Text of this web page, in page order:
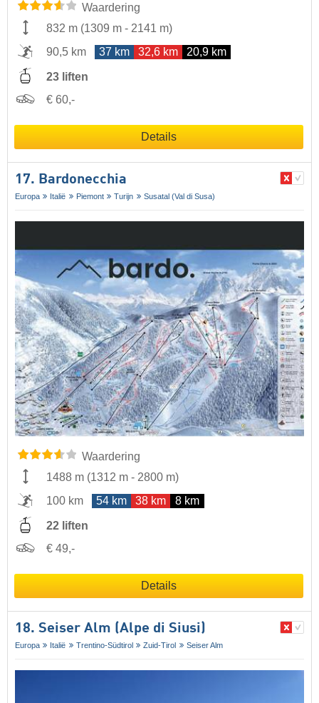
Waardering
832 m (1309 m - 2141 m)
90,5 km
37 km 32,6 km 20,9 km
23 liften
€ 60,-
Details
17. Bardonecchia
Europa Italië Piemont Turijn Susatal (Val di Susa)
Waardering
1488 m (1312 m - 2800 m)
100 km
54 km 38 km 8 km
22 liften
€ 49,-
Details
18. Seiser Alm (Alpe di Siusi)
Europa Italië Trentino-Südtirol Zuid-Tirol Seiser Alm